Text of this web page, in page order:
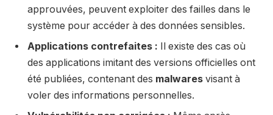
approuvées, peuvent exploiter des failles dans le
système pour accéder à des données sensibles.
Applications contrefaites : Il existe des cas où
des applications imitant des versions officielles ont
été publiées, contenant des malwares visant à
voler des informations personnelles.